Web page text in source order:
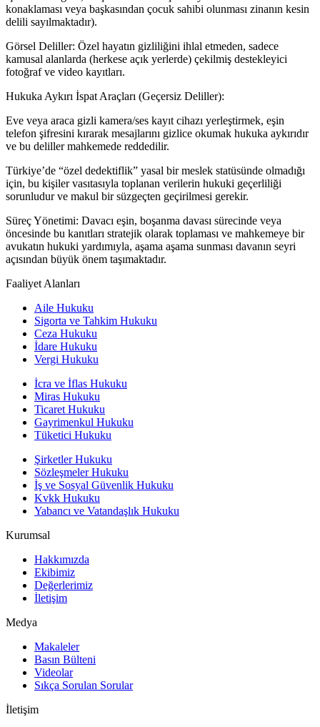
konaklaması veya başkasından çocuk sahibi olunması zinanın kesin
delili sayılmaktadır).
Görsel Deliller: Özel hayatın gizliliğini ihlal etmeden, sadece
kamusal alanlarda (herkese açık yerlerde) çekilmiş destekleyici
fotoğraf ve video kayıtları.
Hukuka Aykırı İspat Araçları (Geçersiz Deliller):
Eve veya araca gizli kamera/ses kayıt cihazı yerleştirmek, eşin
telefon şifresini kırarak mesajlarını gizlice okumak hukuka aykırıdır
ve bu deliller mahkemede reddedilir.
Türkiye’de “özel dedektiflik” yasal bir meslek statüsünde olmadığı
için, bu kişiler vasıtasıyla toplanan verilerin hukuki geçerliliği
sorunludur ve makul bir süzgeçten geçirilmesi gerekir.
Süreç Yönetimi: Davacı eşin, boşanma davası sürecinde veya
öncesinde bu kanıtları stratejik olarak toplaması ve mahkemeye bir
avukatın hukuki yardımıyla, aşama aşama sunması davanın seyri
açısından büyük önem taşımaktadır.
Faaliyet Alanları
Aile Hukuku
Sigorta ve Tahkim Hukuku
Ceza Hukuku
İdare Hukuku
Vergi Hukuku
İcra ve İflas Hukuku
Miras Hukuku
Ticaret Hukuku
Gayrimenkul Hukuku
Tüketici Hukuku
Şirketler Hukuku
Sözleşmeler Hukuku
İş ve Sosyal Güvenlik Hukuku
Kvkk Hukuku
Yabancı ve Vatandaşlık Hukuku
Kurumsal
Hakkımızda
Ekibimiz
Değerlerimiz
İletişim
Medya
Makaleler
Basın Bülteni
Videolar
Sıkça Sorulan Sorular
İletişim